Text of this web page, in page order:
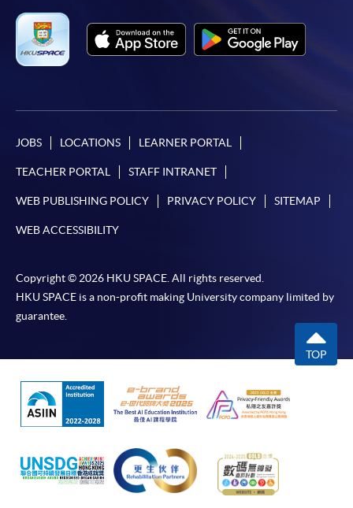
*信用咭網上繳費服務- 申請人可以 VISA 或
Mastercard（包括「香港大學專業進修學院
Mastercard卡」）繳付學費。
學中心作付款安排。
申請/報讀指南 :
-個別學歷頒授課程
個別課程為須報讀同一學歷頒授課程及其他單元或繳
交下期學費的學員，提供網上服務，如學員就讀的課
程設有此服務，課程負責人會通知學員有關程序。
網上支付可通過「繳費靈」(PPS) (不適用於手機)、
VISA 或 Mastercard、「微信支付」(Online WeChat
Pay) 、「支付寶」(Online Alipay) 或 「轉數快」(FPS)
JOBS LOCATIONS LEARNER PORTAL
TEACHER PORTAL STAFF INTRANET
WEB PUBLISHING POLICY PRIVACY POLICY SITEMAP
WEB ACCESSIBILITY
Copyright © 2026 HKU SPACE. All rights reserved.
HKU SPACE is a non-profit making University company limited by
guarantee.
TOP